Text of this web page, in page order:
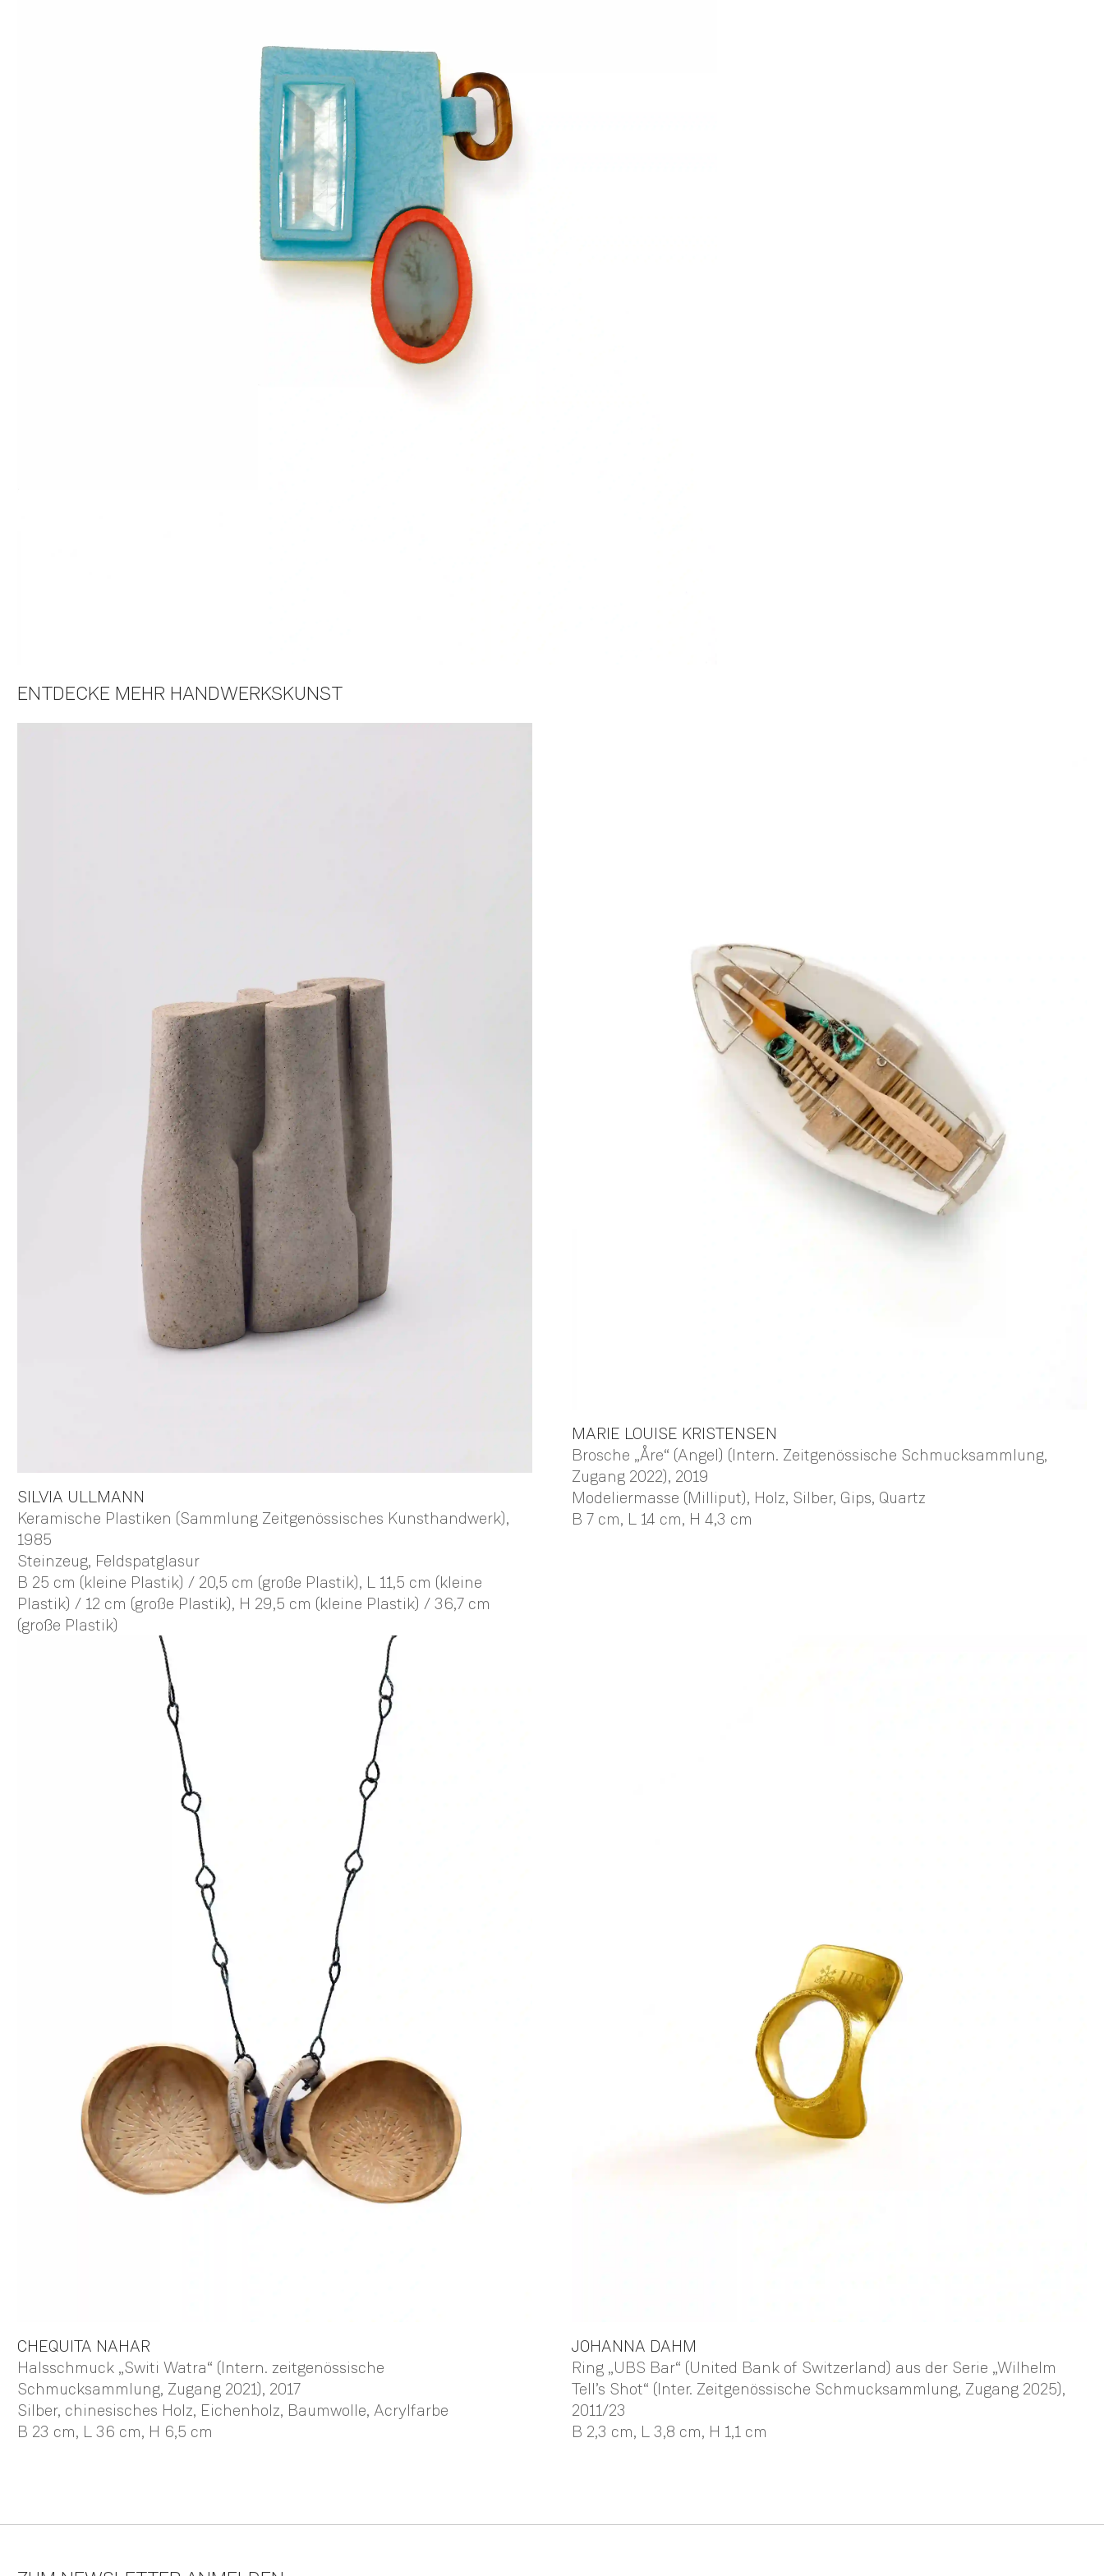
ENTDECKE MEHR HANDWERKSKUNST
SILVIA ULLMANN
Keramische Plastiken (Sammlung Zeitgenössisches Kunsthandwerk),
1985
Steinzeug, Feldspatglasur
B 25 cm (kleine Plastik) / 20,5 cm (große Plastik), L 11,5 cm (kleine
Plastik) / 12 cm (große Plastik), H 29,5 cm (kleine Plastik) / 36,7 cm
(große Plastik)
MARIE LOUISE KRISTENSEN
Brosche „Åre“ (Angel) (Intern. Zeitgenössische Schmucksammlung,
Zugang 2022), 2019
Modeliermasse (Milliput), Holz, Silber, Gips, Quartz
B 7 cm, L 14 cm, H 4,3 cm
CHEQUITA NAHAR
Halsschmuck „Switi Watra“ (Intern. zeitgenössische
Schmucksammlung, Zugang 2021), 2017
Silber, chinesisches Holz, Eichenholz, Baumwolle, Acrylfarbe
B 23 cm, L 36 cm, H 6,5 cm
JOHANNA DAHM
Ring „UBS Bar“ (United Bank of Switzerland) aus der Serie „Wilhelm
Tell’s Shot“ (Inter. Zeitgenössische Schmucksammlung, Zugang 2025),
2011/23
B 2,3 cm, L 3,8 cm, H 1,1 cm